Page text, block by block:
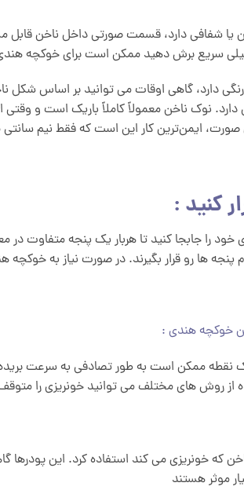
شفافی دارد، قسمت صورتی داخل ناخن قابل
سریع برش دهید ممکن است برای خوکچه
دارد، گاهی اوقات می توانید بر اساس شکل
دارد. نوک ناخن معمولاً کاملاً باریک است و
کار این است که فقط نیم سانتی متر(0.5) از نوک ناخن را
کنید :
را جابجا کنید تا هربار یک پنجه متفاوت در
پنجه ها رو قرار بگیرند. در صورت نیاز به
خوکچه هندی :
نقطه ممکن است به طور تصادفی به سرعت
از روش های مختلف می توانید خونریزی را
که خونریزی می کند استفاده کرد. این
موثر هستند